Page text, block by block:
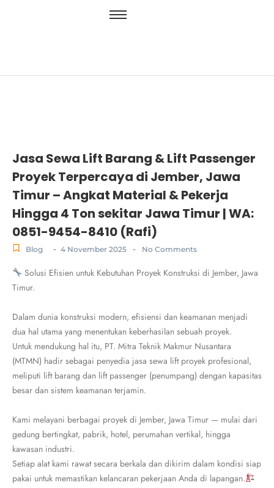
Jasa Sewa Lift Barang & Lift Passenger
Proyek Terpercaya di Jember, Jawa
Timur – Angkat Material & Pekerja
Hingga 4 Ton sekitar Jawa Timur | WA:
0851-9454-8410 (Rafi)
Blog - 4 November 2025 - No Comments
Solusi Efisien untuk Kebutuhan Proyek Konstruksi di Jember, Jawa
Timur.
Dalam dunia konstruksi modern, efisiensi dan keamanan menjadi
dua hal utama yang menentukan keberhasilan sebuah proyek.
Untuk mendukung hal itu, PT. Mitra Teknik Makmur Nusantara
(MTMN) hadir sebagai penyedia jasa sewa lift proyek profesional,
meliputi lift barang dan lift passenger (penumpang) dengan kapasitas
besar dan sistem keamanan terjamin.
Kami melayani berbagai proyek di Jember, Jawa Timur — mulai dari
gedung bertingkat, pabrik, hotel, perumahan vertikal, hingga
kawasan industri.
Setiap alat kami rawat secara berkala dan dikirim dalam kondisi siap
pakai untuk memastikan kelancaran pekerjaan Anda di lapangan.